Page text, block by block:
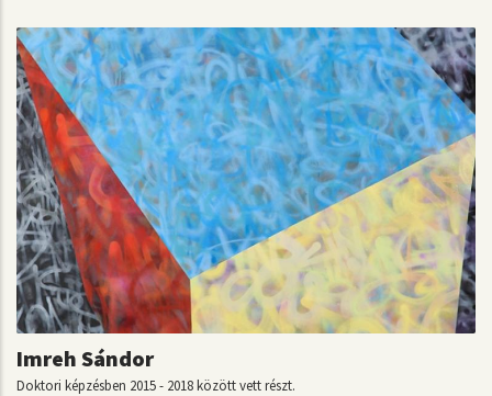
Imreh Sándor
Doktori képzésben 2015 - 2018 között vett részt.